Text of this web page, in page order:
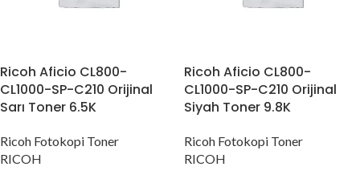
Ricoh Aficio CL800-
CL1000-SP-C210 Orijinal
Sarı Toner 6.5K
Ricoh Fotokopi Toner
RICOH
Ricoh Aficio CL800-
CL1000-SP-C210 Orijinal
Siyah Toner 9.8K
Ricoh Fotokopi Toner
RICOH